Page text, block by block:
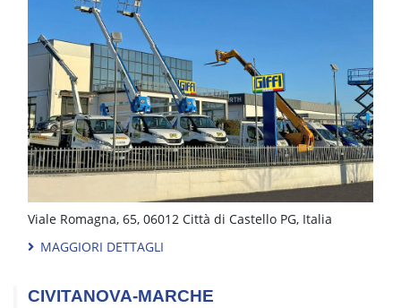
CASTEGNATO
Via Padana Superiore, 76, 25045 Castegnato, BS, Italia